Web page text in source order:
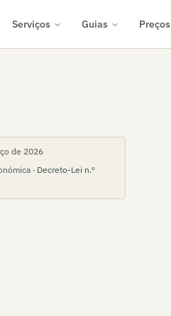
Serviços Guias Preços
de 2026
· Decreto-Lei n.º